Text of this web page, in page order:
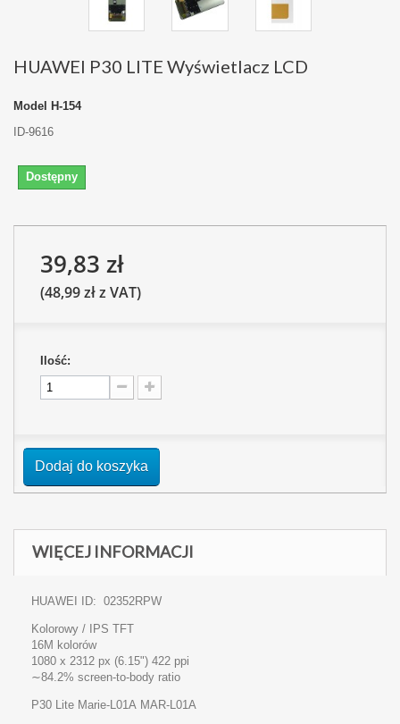
HUAWEI P30 LITE Wyświetlacz LCD
Model H-154
ID-9616
Dostępny
39,83 zł
(48,99 zł z VAT)
Ilość:
Dodaj do koszyka
WIĘCEJ INFORMACJI
HUAWEI ID: 02352RPW
Kolorowy / IPS TFT
16M kolorów
1080 x 2312 px (6.15") 422 ppi
∼84.2% screen-to-body ratio
P30 Lite Marie-L01A MAR-L01A